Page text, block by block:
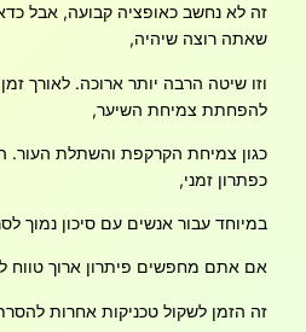
זה לא נחשב כאופציה קבועה, אבל
שאתה רוצה שיהיה,
וזו שיטה הרבה יותר ארוכה. לאורך
להפחתת צמיחת השיער,
כגון צמיחת הקרקפת והשתלת העור.
כפתרון זמני,
במיוחד עבור אנשים עם סיכון נמוך
אם אתם מחפשים פיתרון ארוך טווח
זה הזמן לשקול טכניקות אחרות